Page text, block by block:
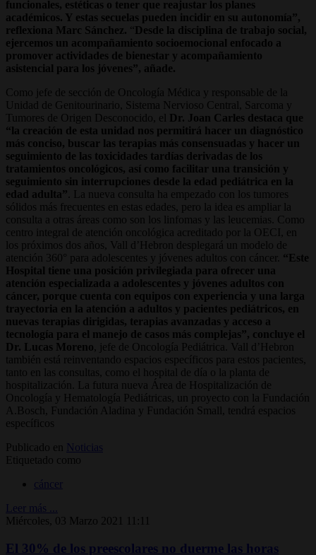
funcionales, estéticas o tener que reajustar los planes
académicos. Y estas secuelas pueden incidir en su autonomía”,
reflexiona Marc Sánchez. “ Desde la disciplina de trabajo social,
ejercemos un acompañamiento socioemocional enfocado a
promover actividades de bienestar y acompañamiento
asistencial para los jóvenes”, añade.
Como jefe de sección de Oncología Médica y responsable de la
Unidad de Genitourinario, Sistema Nervioso Central, Sarcoma y
Tumores de Origen Desconocido, el
Dr. Joan Carles destaca que
“la creación de esta unidad nos permitirá hacer un diagnóstico
más conciso, buscar las terapias más consensuadas y hacer un
seguimiento de las toxicidades tardías derivadas de los
tratamientos oncológicos, así como facilitar una transición y
seguimiento sin interrupciones desde la edad pediátrica en la
edad adulta” . La nueva consulta ha empezado con los tumores
sólidos más frecuentes en estas edades, pero la idea es ampliar la
consulta a otras áreas como son los linfomas y las leucemias. Como
centro integral de atención oncológica acreditado por la OECI, en
los próximos dos años, Vall d’Hebron desplegará un modelo de
atención 360° para adolescentes y jóvenes adultos con cáncer. “Este
Hospital tiene una posición privilegiada para ofrecer una
atención especializada a adolescentes y jóvenes adultos con
cáncer, porque cuenta con equipos con experiencia y una larga
trayectoria en la atención a adultos y pacientes pediátricos, en
nuevas terapias dirigidas, terapias avanzadas y acceso a
tecnología para el manejo de casos más complejas”, concluye el
Dr. Lucas Moreno , jefe de Oncología Pediátrica. Vall d’Hebron
también está reinventando espacios específicos para estos pacientes,
tanto en las consultas, como el hospital de día o la planta de
hospitalización. La futura nueva Área de Hospitalización de
Oncología y Hematología Pediátricas, un proyecto con la Fundación
A.Bosch, Fundación Aladina y Fundación Small, tendrá espacios
específicos
Publicado en
Noticias
Etiquetado como
cáncer
Leer más ...
Miércoles, 03 Marzo 2021 11:11
El 30% de los preescolares no duerme las horas